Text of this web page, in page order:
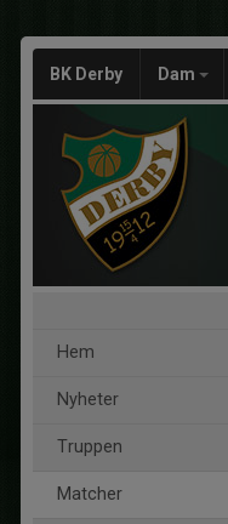
BK Derby Dam
Hem
Nyheter
Truppen
Matcher